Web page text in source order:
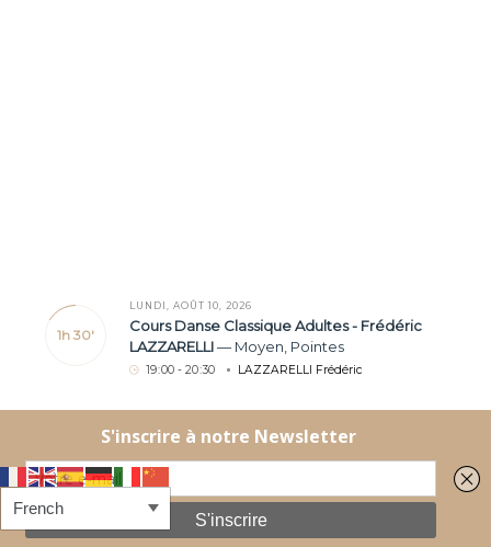
1h 30'
LUNDI, AOÛT 10, 2026
Cours Danse Classique Adultes - Frédéric
LAZZARELLI— Moyen, Pointes
19:00 - 20:30 LAZZARELLI Frédéric